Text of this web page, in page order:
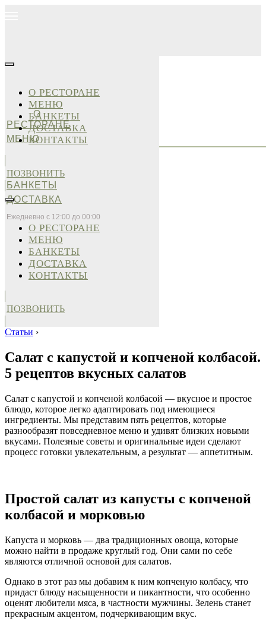
О
РЕСТОРАНЕ
МЕНЮ
БАНКЕТЫ
ДОСТАВКА
Ежедневно с 12:00 до 00:00
О РЕСТОРАНЕ
МЕНЮ
БАНКЕТЫ
ДОСТАВКА
КОНТАКТЫ
ПОЗВОНИТЬ
О РЕСТОРАНЕ
МЕНЮ
БАНКЕТЫ
ДОСТАВКА
КОНТАКТЫ
ПОЗВОНИТЬ
Статьи ›
Салат с капустой и копченой колбасой.
5 рецептов вкусных салатов
Салат с капустой и копченой колбасой — вкусное и простое
блюдо, которое легко адаптировать под имеющиеся
ингредиенты. Мы представим пять рецептов, которые
разнообразят повседневное меню и удивят близких новыми
вкусами. Полезные советы и оригинальные идеи сделают
процесс готовки увлекательным, а результат — аппетитным.
Простой салат из капусты с копченой
колбасой и морковью
Капуста и морковь — два традиционных овоща, которые
можно найти в продаже круглый год. Они сами по себе
являются отличной основой для салатов.
Однако в этот раз мы добавим к ним копченую колбасу, что
придаст блюду насыщенности и пикантности, что особенно
оценят любители мяса, в частности мужчины. Зелень станет
прекрасным акцентом, подчеркивающим вкус.